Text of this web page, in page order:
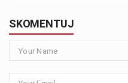
SKOMENTUJ